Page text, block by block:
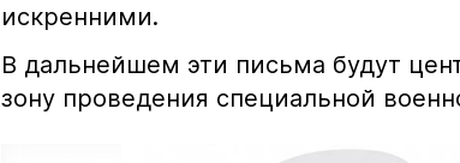
искренними.
В дальнейшем эти письма будут
зону проведения специальной